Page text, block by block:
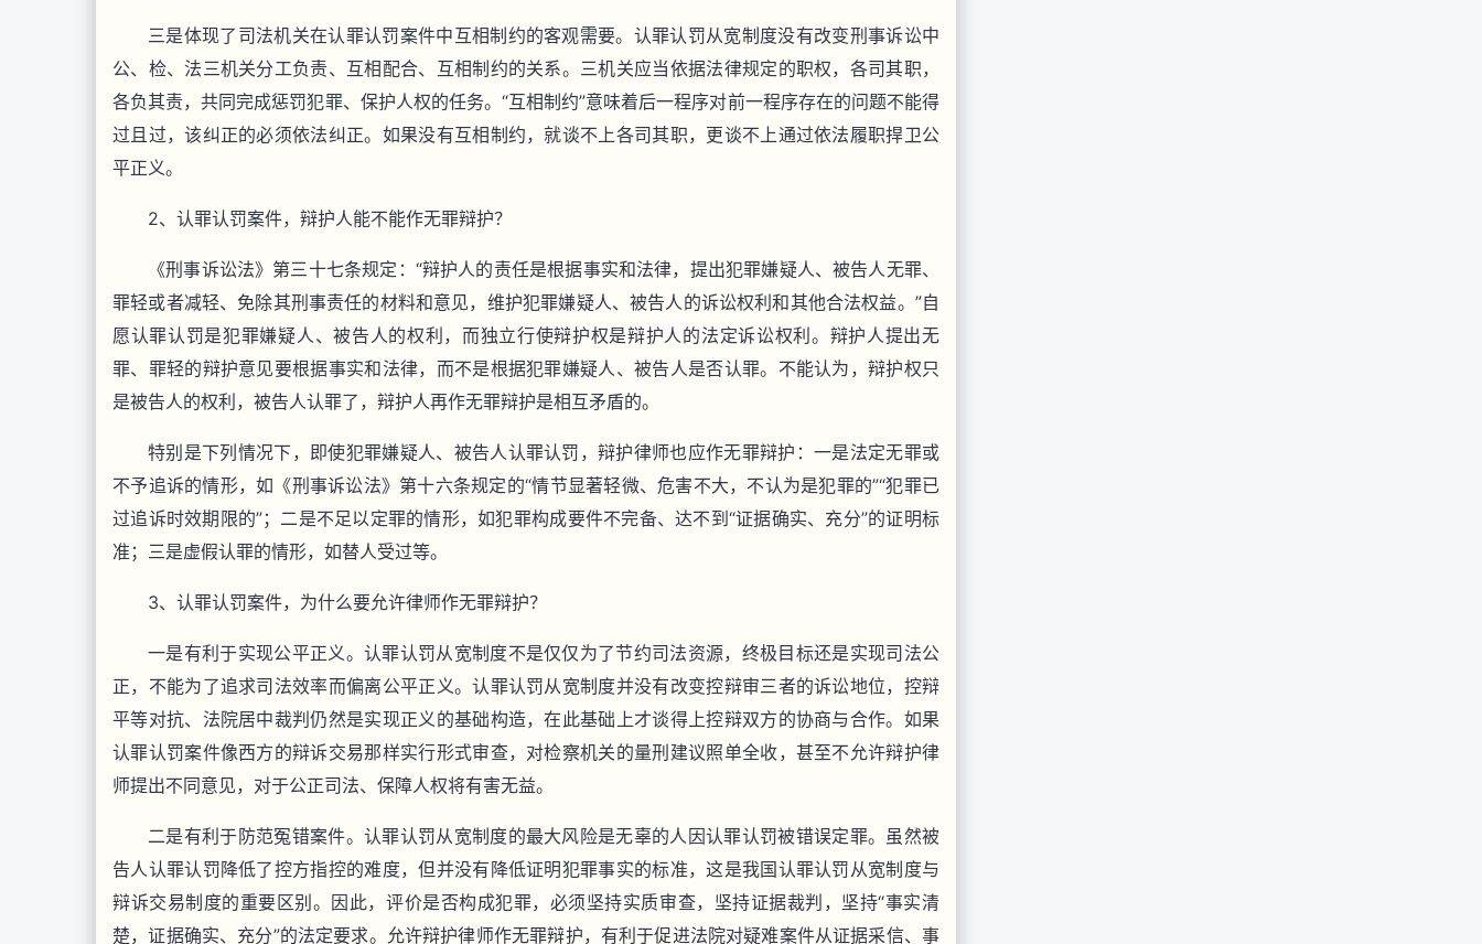
三是体现了司法机关在认罪认罚案件中互相制约的客观需要。认罪认罚从宽制度没有改变刑事诉讼中
公、检、法三机关分工负责、互相配合、互相制约的关系。三机关应当依据法律规定的职权，各司其职，
各负其责，共同完成惩罚犯罪、保护人权的任务。“互相制约”意味着后一程序对前一程序存在的问题不能得
过且过，该纠正的必须依法纠正。如果没有互相制约，就谈不上各司其职，更谈不上通过依法履职捍卫公
平正义。
2、认罪认罚案件，辩护人能不能作无罪辩护？
《刑事诉讼法》第三十七条规定：“辩护人的责任是根据事实和法律，提出犯罪嫌疑人、被告人无罪、
罪轻或者减轻、免除其刑事责任的材料和意见，维护犯罪嫌疑人、被告人的诉讼权利和其他合法权益。”自
愿认罪认罚是犯罪嫌疑人、被告人的权利，而独立行使辩护权是辩护人的法定诉讼权利。辩护人提出无
罪、罪轻的辩护意见要根据事实和法律，而不是根据犯罪嫌疑人、被告人是否认罪。不能认为，辩护权只
是被告人的权利，被告人认罪了，辩护人再作无罪辩护是相互矛盾的。
特别是下列情况下，即使犯罪嫌疑人、被告人认罪认罚，辩护律师也应作无罪辩护：一是法定无罪或
不予追诉的情形，如《刑事诉讼法》第十六条规定的“情节显著轻微、危害不大，不认为是犯罪的”“犯罪已
过追诉时效期限的”；二是不足以定罪的情形，如犯罪构成要件不完备、达不到“证据确实、充分”的证明标
准；三是虚假认罪的情形，如替人受过等。
3、认罪认罚案件，为什么要允许律师作无罪辩护？
一是有利于实现公平正义。认罪认罚从宽制度不是仅仅为了节约司法资源，终极目标还是实现司法公
正，不能为了追求司法效率而偏离公平正义。认罪认罚从宽制度并没有改变控辩审三者的诉讼地位，控辩
平等对抗、法院居中裁判仍然是实现正义的基础构造，在此基础上才谈得上控辩双方的协商与合作。如果
认罪认罚案件像西方的辩诉交易那样实行形式审查，对检察机关的量刑建议照单全收，甚至不允许辩护律
师提出不同意见，对于公正司法、保障人权将有害无益。
二是有利于防范冤错案件。认罪认罚从宽制度的最大风险是无辜的人因认罪认罚被错误定罪。虽然被
告人认罪认罚降低了控方指控的难度，但并没有降低证明犯罪事实的标准，这是我国认罪认罚从宽制度与
辩诉交易制度的重要区别。因此，评价是否构成犯罪，必须坚持实质审查，坚持证据裁判，坚持“事实清
楚，证据确实、充分”的法定要求。允许辩护律师作无罪辩护，有利于促进法院对疑难案件从证据采信、事